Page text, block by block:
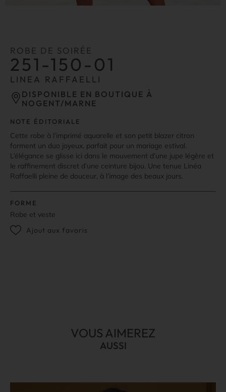
ROBE DE SOIRÉE
251-150-01
LINEA RAFFAELLI
DISPONIBLE EN BOUTIQUE À
NOGENT/MARNE
NOTE ÉDITORIALE
Cette robe à l’imprimé aquarelle et son petit blazer citron
forment un duo joyeux, parfait pour un mariage estival.
L’élégance se glisse ici dans le mouvement d’une jupe légère et
le raffinement discret d’une ceinture bijou. Une tenue Linéa
Raffaelli pleine de douceur, à l’image des beaux jours.
FORME
Robe et veste
Ajout aux favoris
VOUS AIMEREZ
AUSSI